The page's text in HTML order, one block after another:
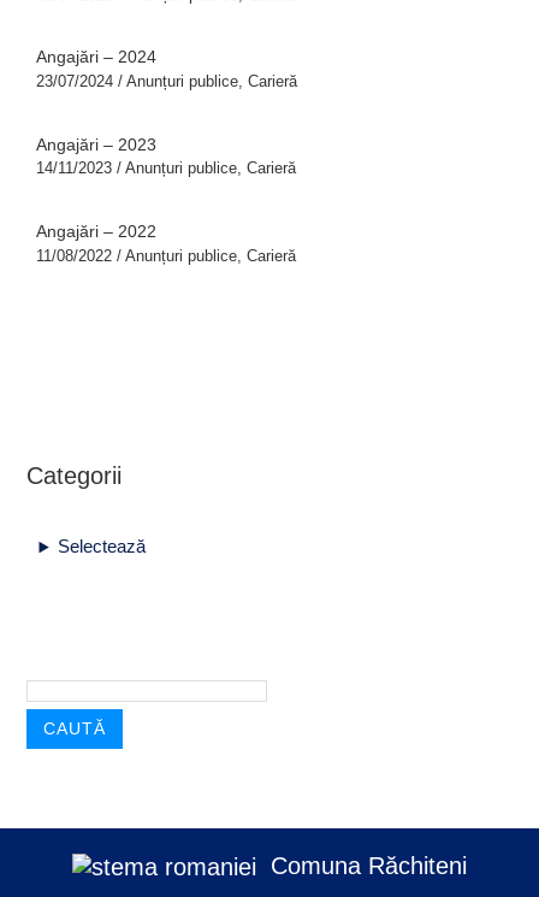
Angajări – 2024
23/07/2024 / Anunțuri publice, Carieră
Angajări – 2023
14/11/2023 / Anunțuri publice, Carieră
Angajări – 2022
11/08/2022 / Anunțuri publice, Carieră
Categorii
Selectează
CAUTĂ
Comuna Răchiteni